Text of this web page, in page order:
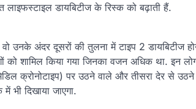
डायबिटीज के रिस्क को बढ़ाती हैं.
उनके अंदर दूसरों की तुलना में टाइप 2 डायबिटीज
को शामिल किया गया जिनका वजन अधिक था. इन
क्रोनोटाइप) पर उठने वाले और तीसरा देर से
भी दिखाया जाएगा.